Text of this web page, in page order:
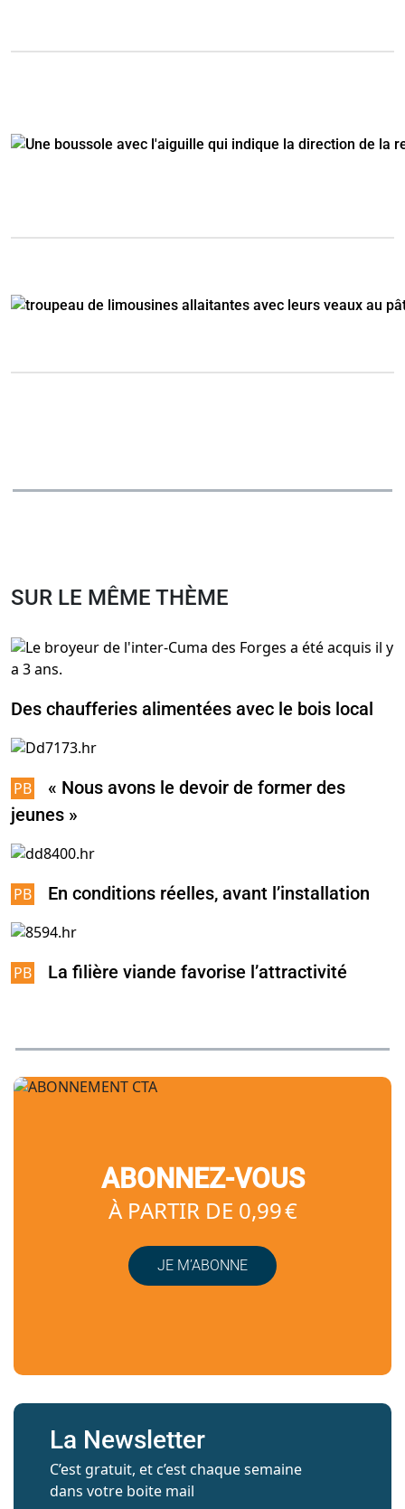
SUR LE MÊME THÈME
Des chaufferies alimentées avec le bois local
« Nous avons le devoir de former des
jeunes »
En conditions réelles, avant l’installation
La filière viande favorise l’attractivité
ABONNEZ-VOUS
À PARTIR DE 0,99 €
JE M’ABONNE
La Newsletter
C’est gratuit, et c’est chaque semaine
dans votre boite mail